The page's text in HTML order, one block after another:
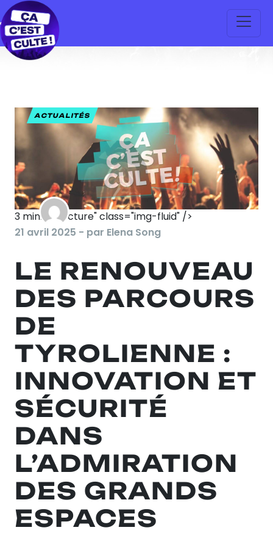
3 min. de lecture" class="img-fluid" />
ACTUALITÉS
21 avril 2025 - par Elena Song
LE RENOUVEAU
DES PARCOURS
DE
TYROLIENNE :
INNOVATION ET
SÉCURITÉ
DANS
L’ADMIRATION
DES GRANDS
ESPACES